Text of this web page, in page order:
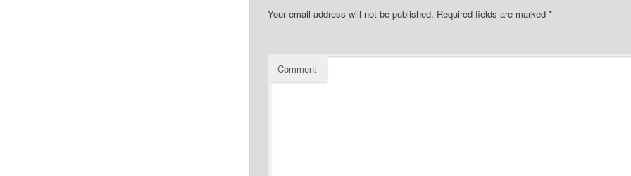
Your email address will not be published. Required fields are marked *
Comment